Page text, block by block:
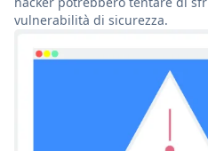
vulnerabilità di sicurezza.